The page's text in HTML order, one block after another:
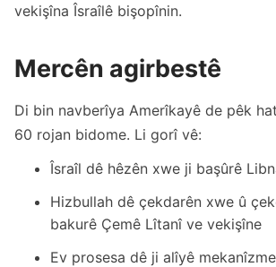
vekişîna Îsraîlê bişopînin.
Mercên agirbestê
Di bin navberîya Amerîkayê de pêk
60 rojan bidome. Li gorî vê:
Îsraîl dê hêzên xwe ji başûrê
Hizbullah dê çekdarên xwe û
bakurê Çemê Lîtanî ve vekişîne
Ev prosesa dê ji alîyê